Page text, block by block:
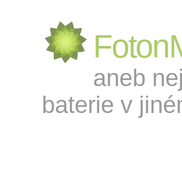
aneb
baterie v